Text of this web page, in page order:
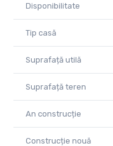
Disponibilitate
Tip casă
Suprafață utilă
Suprafață teren
An construcție
Construcție nouă